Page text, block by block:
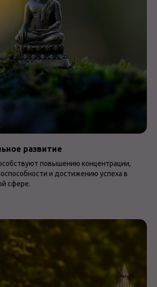
развитие
повышению концентрации,
и достижению успеха в
сфере.